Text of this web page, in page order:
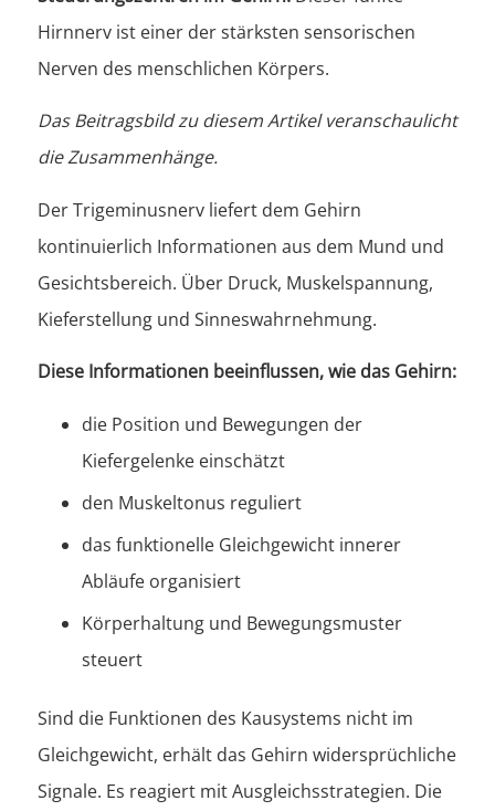
Hirnnerv ist einer der stärksten sensorischen
Nerven des menschlichen Körpers.
Das Beitragsbild zu diesem Artikel veranschaulicht
die Zusammenhänge.
Der Trigeminusnerv liefert dem Gehirn
kontinuierlich Informationen aus dem Mund und
Gesichtsbereich. Über Druck, Muskelspannung,
Kieferstellung und Sinneswahrnehmung.
Diese Informationen beeinflussen, wie das Gehirn:
die Position und Bewegungen der
Kiefergelenke einschätzt
den Muskeltonus reguliert
das funktionelle Gleichgewicht innerer
Abläufe organisiert
Körperhaltung und Bewegungsmuster
steuert
Sind die Funktionen des Kausystems nicht im
Gleichgewicht, erhält das Gehirn widersprüchliche
Signale. Es reagiert mit Ausgleichsstrategien. Die